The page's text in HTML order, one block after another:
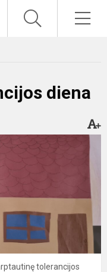
diena
tolerancijos